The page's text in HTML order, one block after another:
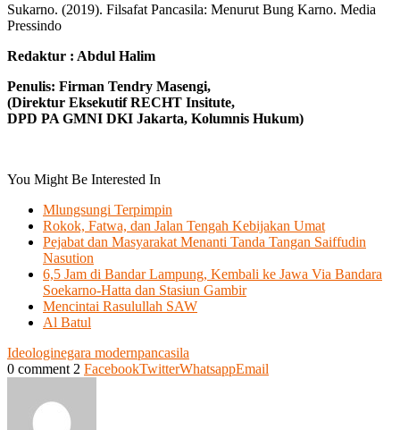
Sukarno. (2019). Filsafat Pancasila: Menurut Bung Karno. Media
Pressindo
Redaktur : Abdul Halim
Penulis: Firman Tendry Masengi,
(Direktur Eksekutif RECHT Insitute,
DPD PA GMNI DKI Jakarta, Kolumnis Hukum)
You Might Be Interested In
Mlungsungi Terpimpin
Rokok, Fatwa, dan Jalan Tengah Kebijakan Umat
Pejabat dan Masyarakat Menanti Tanda Tangan Saiffudin
Nasution
6,5 Jam di Bandar Lampung, Kembali ke Jawa Via Bandara
Soekarno-Hatta dan Stasiun Gambir
Mencintai Rasulullah SAW
Al Batul
Ideologinegara modernpancasila
0 comment 2 FacebookTwitterWhatsappEmail